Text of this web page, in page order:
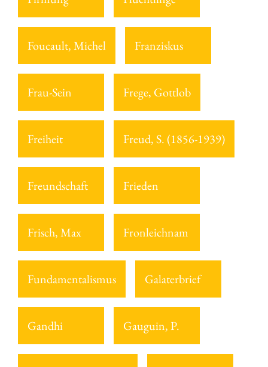
Foucault, Michel Franziskus
Frau-Sein Frege, Gottlob
Freiheit Freud, S. (1856-1939)
Freundschaft Frieden
Frisch, Max Fronleichnam
Fundamentalismus Galaterbrief
Gandhi Gauguin, P.